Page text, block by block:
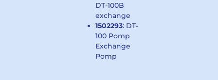
DT-100B
exchange
1502293: DT-
100 Pomp
Exchange
Pomp